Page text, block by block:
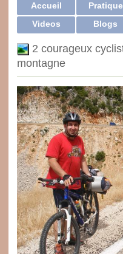
Accueil Pratique
Videos
Blogs
2 courageux
montagne